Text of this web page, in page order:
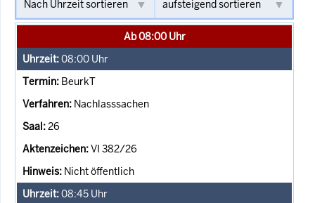
Ab 08:00 Uhr
08:00 Uhr
BeurkT
Nachlasssachen
26
VI 382/26
Nicht öffentlich
08:45 Uhr